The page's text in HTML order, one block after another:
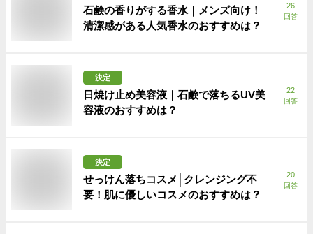
石鹸の香りがする香水｜メンズ向け！
清潔感がある人気香水のおすすめは？
26
回答
決定
日焼け止め美容液｜石鹸で落ちるUV美
容液のおすすめは？
22
回答
決定
せっけん落ちコスメ│クレンジング不
要！肌に優しいコスメのおすすめは？
20
回答